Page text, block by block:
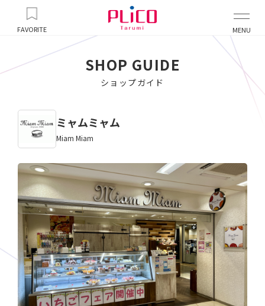
FAVORITE MENU
SHOP GUIDE
ショップガイド
ミャムミャム
Miam Miam